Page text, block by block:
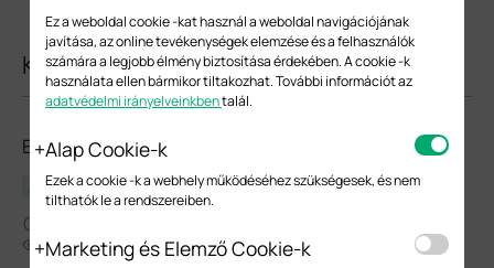
Kapcsolódó dokumentumok
EAP650_V3.6_Datasheet
Adatlap
1697
Ez a weboldal cookie -kat használ a weboldal navigációjának
javítása, az online tevékenységek elemzése és a felhasználók
számára a legjobb élmény biztosítása érdekében. A cookie -k
használata ellen bármikor tiltakozhat. További információt az
adatvédelmi irányelveinkbentalál.
Alap Cookie-k
Ezek a cookie -k a webhely működéséhez szükségesek, és nem
tilthatók le a rendszereiben.
Marketing és Elemző Cookie-k